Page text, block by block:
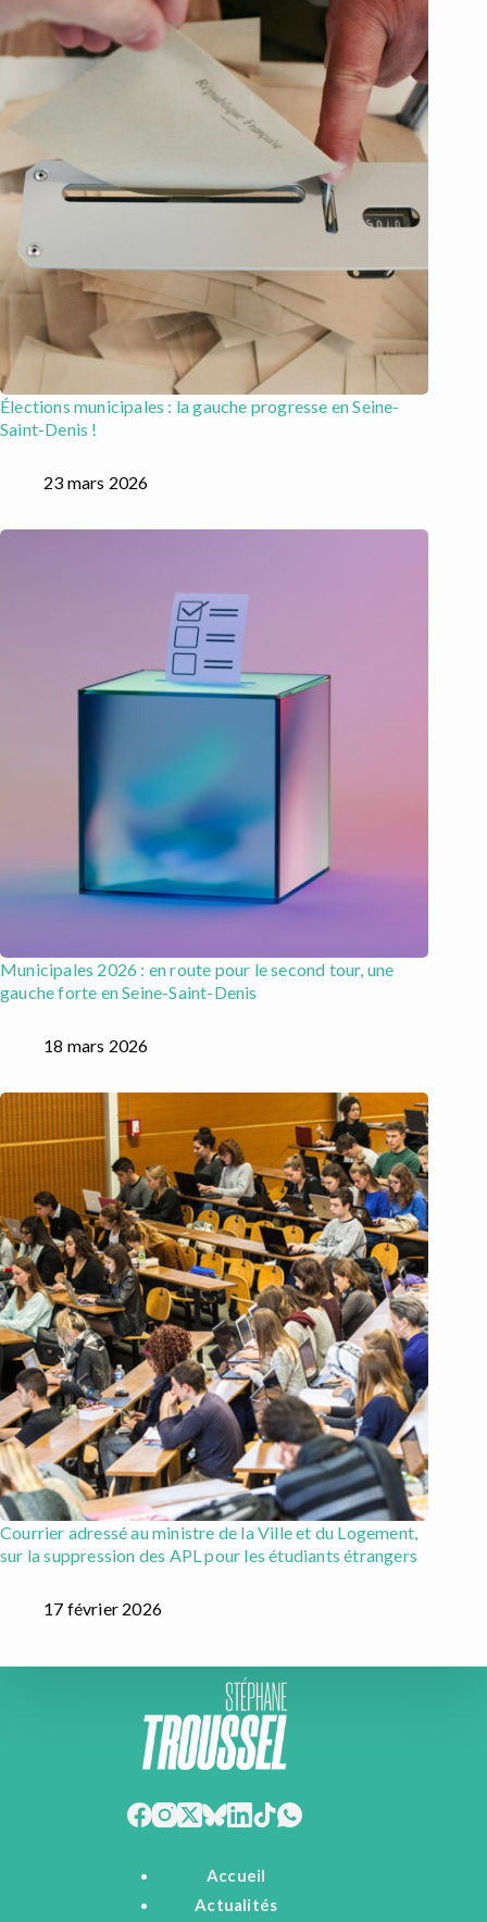
Élections municipales : la gauche progresse en Seine-
Saint-Denis !
23 mars 2026
Municipales 2026 : en route pour le second tour, une
gauche forte en Seine-Saint-Denis
18 mars 2026
Courrier adressé au ministre de la Ville et du Logement,
sur la suppression des APL pour les étudiants étrangers
17 février 2026
Accueil
Actualités